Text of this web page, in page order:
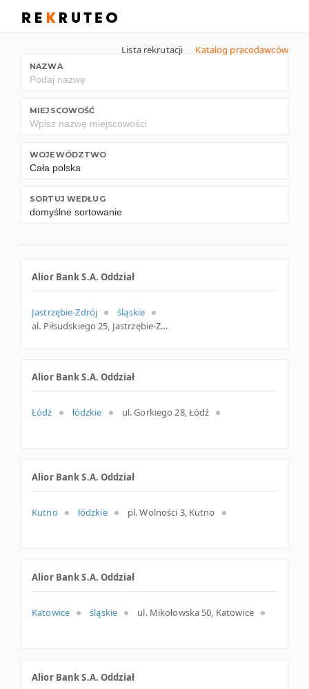
Lista rekrutacji Katalog pracodawców
NAZWA
MIEJSCOWOŚĆ
WOJEWÓDZTWO
SORTUJ WEDŁUG
Alior Bank S.A. Oddział
Jastrzębie-Zdrój
śląskie
al. Piłsudskiego 25, Jastrzębie-Zdrój
Alior Bank S.A. Oddział
Łódź łódzkie ul. Gorkiego 28, Łódź
Alior Bank S.A. Oddział
Kutno łódzkie pl. Wolności 3, Kutno
Alior Bank S.A. Oddział
Katowice śląskie ul. Mikołowska 50, Katowice
Alior Bank S.A. Oddział